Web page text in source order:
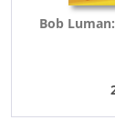
Bob Luman: